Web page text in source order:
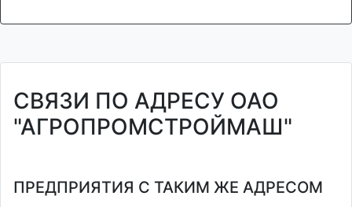
СВЯЗИ ПО АДРЕСУ ОАО
"АГРОПРОМСТРОЙМАШ"
ПРЕДПРИЯТИЯ С ТАКИМ ЖЕ АДРЕСОМ